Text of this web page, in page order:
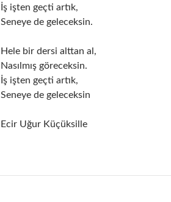
İş işten geçti artık,
Seneye de geleceksin.
Hele bir dersi alttan al,
Nasılmış göreceksin.
İş işten geçti artık,
Seneye de geleceksin
Ecir Uğur Küçüksille